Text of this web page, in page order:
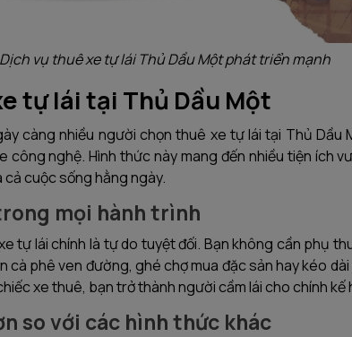
Dịch vụ thuê xe tự lái Thủ Dầu Một phát triển mạnh
tự lái tại Thủ Dầu Một
càng nhiều người chọn thuê xe tự lái tại Thủ Dầu
công nghệ. Hình thức này mang đến nhiều tiện ích
cuộc sống hằng ngày.
mọi hành trình
tự lái chính là tự do tuyệt đối. Bạn không cần phụ
cà phê ven đường, ghé chợ mua đặc sản hay kéo
xe thuê, bạn trở thành người cầm lái cho chính kế
so với các hình thức khác